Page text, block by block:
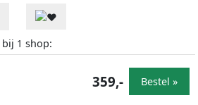
bij 1 shop:
359,- Bestel »